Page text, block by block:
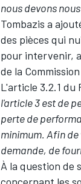
nous devons
Tombazis a
des pièces qui
pour intervenir,
de la
L'article 3.2.1 du
l'article 3 est de
perte de
minimum. Afin
demande, de
À la question de